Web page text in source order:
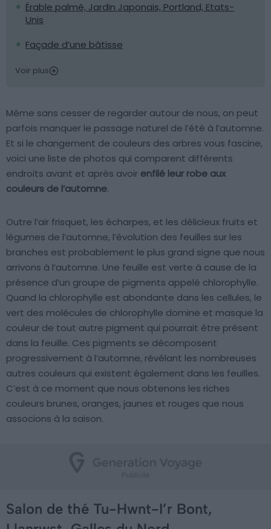
Érable palmé, Jardin Japonais, Portland, Etats-
Unis
Façade d’une bâtisse
Voir plus
Même sans cesser de regarder autour de nous, on peut
parfois manquer le passage naturel de l’été à l’automne.
Et si le changement de couleurs des arbres vous fascine,
voici une liste de photos qui comparent différents
endroits avant et après avoir enfilé leur robe aux
couleurs de l’automne.
Outre l’air frisquet, les écharpes, et les délicieux fruits et
légumes de l’automne, l’évolution des feuilles sur les
branches est probablement le plus grand signe que nous
arrivons à l’automne. Une feuille est verte à cause de la
présence d’un groupe de pigments appelé chlorophylle.
Quand la chlorophylle est abondante dans les cellules, le
vert des molécules de chlorophylle domine et masque la
couleur de tout autre pigment qui pourrait être présent
dans la feuille. Ces pigments se décomposent
progressivement à l’automne, révélant les nombreuses
autres couleurs qui existent également dans les feuilles.
C’est à ce moment que nous obtenons les riches
couleurs brunes, oranges, jaunes et rouges que nous
associons à la saison.
Salon de thé Tu-Hwnt-I’r Bont,